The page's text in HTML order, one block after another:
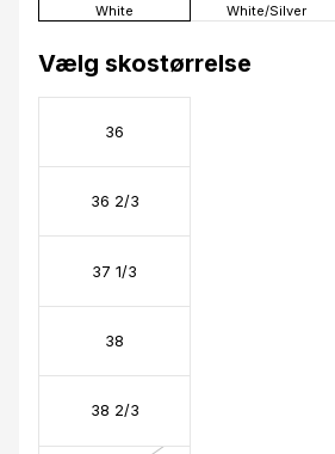
White White/Silver
Vælg skostørrelse
36
36 2/3
37 1/3
38
38 2/3